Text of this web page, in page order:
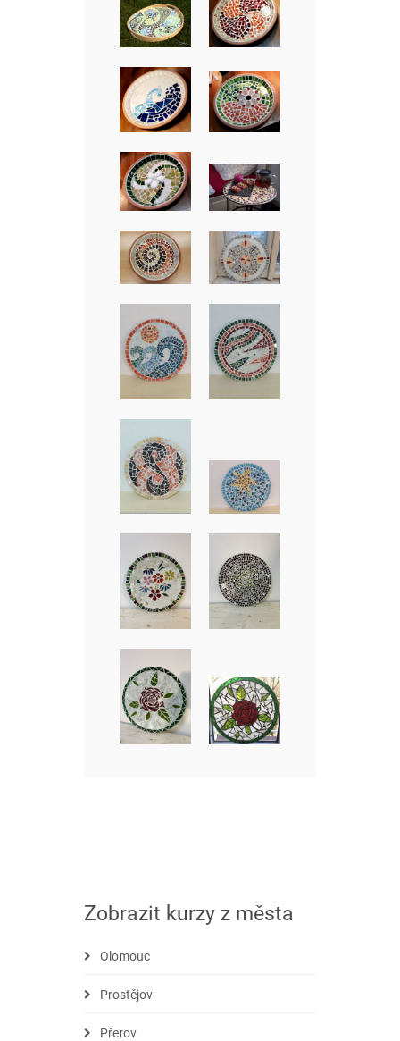
Zobrazit kurzy z města
Olomouc
Prostějov
Přerov